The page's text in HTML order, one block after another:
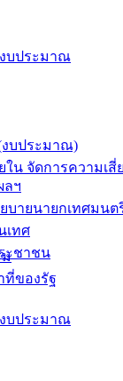
บประมาณ
งบประมาณ)
น จัดการความเสี่
ม
ที่ของรัฐ
ลฯ
บายนายกเทศมนต
เทศ
ะชาชน
บประมาณ